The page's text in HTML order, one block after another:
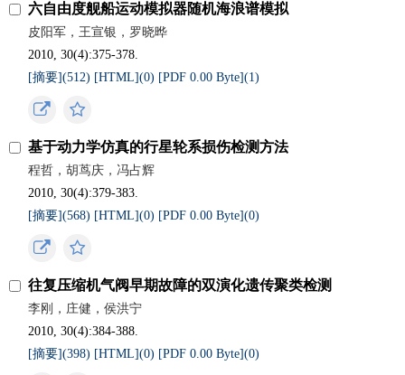
六自由度舰船运动模拟器随机海浪谱模拟
皮阳军，王宣银，罗晓晔
2010, 30(4):375-378.
[摘要](512) [HTML](0) [PDF 0.00 Byte](1)
基于动力学仿真的行星轮系损伤检测方法
程哲，胡茑庆，冯占辉
2010, 30(4):379-383.
[摘要](568) [HTML](0) [PDF 0.00 Byte](0)
往复压缩机气阀早期故障的双演化遗传聚类检测
李刚，庄健，侯洪宁
2010, 30(4):384-388.
[摘要](398) [HTML](0) [PDF 0.00 Byte](0)